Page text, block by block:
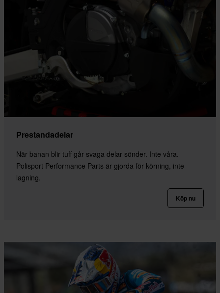
Prestandadelar
När banan blir tuff går svaga delar sönder. Inte våra.
Polisport Performance Parts är gjorda för körning, inte
lagning.
Köp nu